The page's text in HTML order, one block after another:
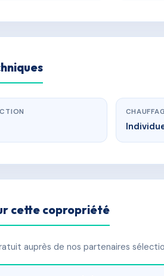
cette copropriété
auprès de nos partenaires